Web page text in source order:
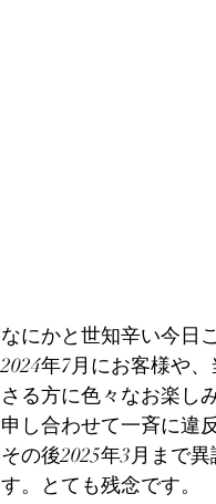
なにかと世知辛い今日
2024年7月にお客様や
さる方に色々なお楽し
申し合わせて一斉に違
その後2025年3月まで
す。とても残念です。